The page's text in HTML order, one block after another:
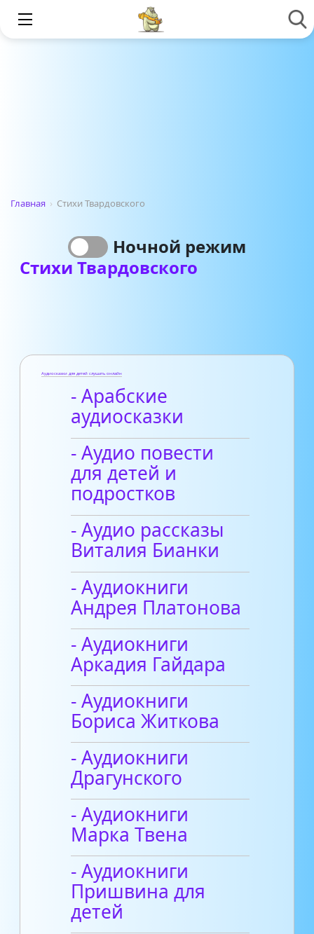
Главная › Стихи Твардовского
Ночной режим
Стихи Твардовского
Аудиосказки для детей слушать онлайн
- Арабские
аудиосказки
- Аудио повести
для детей и
подростков
- Аудио рассказы
Виталия Бианки
- Аудиокниги
Андрея Платонова
- Аудиокниги
Аркадия Гайдара
- Аудиокниги
Бориса Житкова
- Аудиокниги
Драгунского
- Аудиокниги
Марка Твена
- Аудиокниги
Пришвина для
детей